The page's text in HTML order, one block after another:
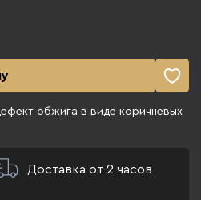
обжига в виде коричневых
Доставка от 2 часов